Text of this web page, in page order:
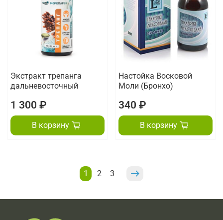
Экстракт трепанга
дальневосточный
1 300 ₽
В корзину
Настойка Восковой
Моли (Бронхо)
340 ₽
В корзину
1 2 3